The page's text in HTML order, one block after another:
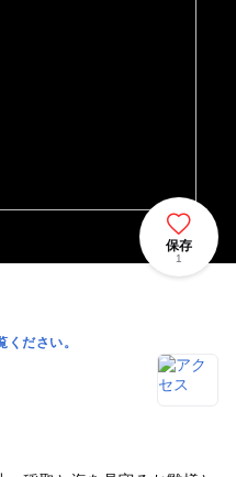
ださい。
保存
1